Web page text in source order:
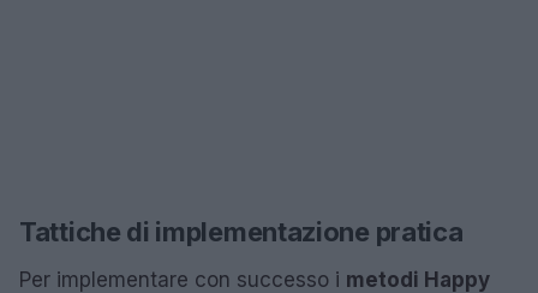
Tattiche di implementazione pratica
Per implementare con successo i metodi Happy